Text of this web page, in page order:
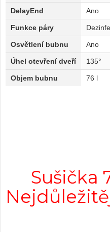
DelayEnd Ano
Funkce páry
Osvětlení bubnu Ano
Úhel otevření dveří 135°
Objem bubnu 76 l
Sušička